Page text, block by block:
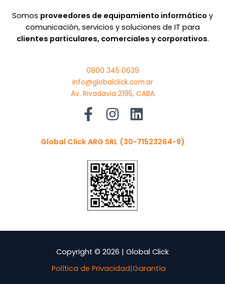
Somos proveedores de equipamiento informático y
comunicación, servicios y soluciones de IT para
clientes particulares, comerciales y corporativos.
0800 345 0639
info@globalclick.com.ar
Av. Rivadavia 2195, CABA
Global Click ARG SRL (30-71523264-9)
Copyright © 2026 | Global Click
Política de Privacidad|Garantía